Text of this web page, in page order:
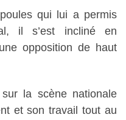
qui lui a permis
il s’est incliné en
opposition de haut
la scène nationale
et son travail tout au